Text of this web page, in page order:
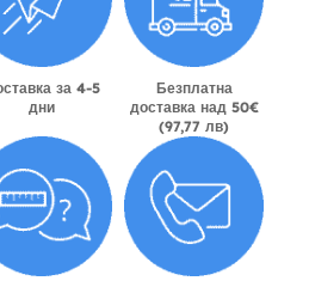
за 4-5
дни
Безплатна
доставка над 50€
(97,77 лв)